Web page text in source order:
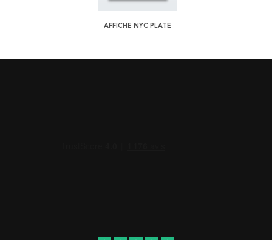
AFFICHE NYC PLATE